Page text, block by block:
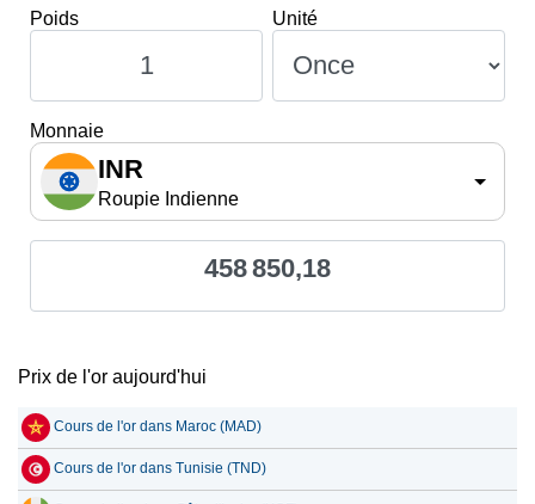
Poids Unité
Monnaie
INR
Roupie Indienne
458 850,18
Prix de l'or aujourd'hui
Cours de l'or dans Maroc (MAD)
Cours de l'or dans Tunisie (TND)